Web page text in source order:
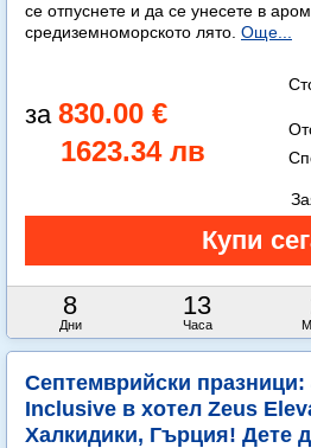
се отпуснете и да се унесете в
средиземноморското лято. Още...
830.00 €
1623.34 лв
8
Дни
13
Часа
Септемврийски празници:
Inclusive в хотел Zeus
Халкидики, Гърция! Дете